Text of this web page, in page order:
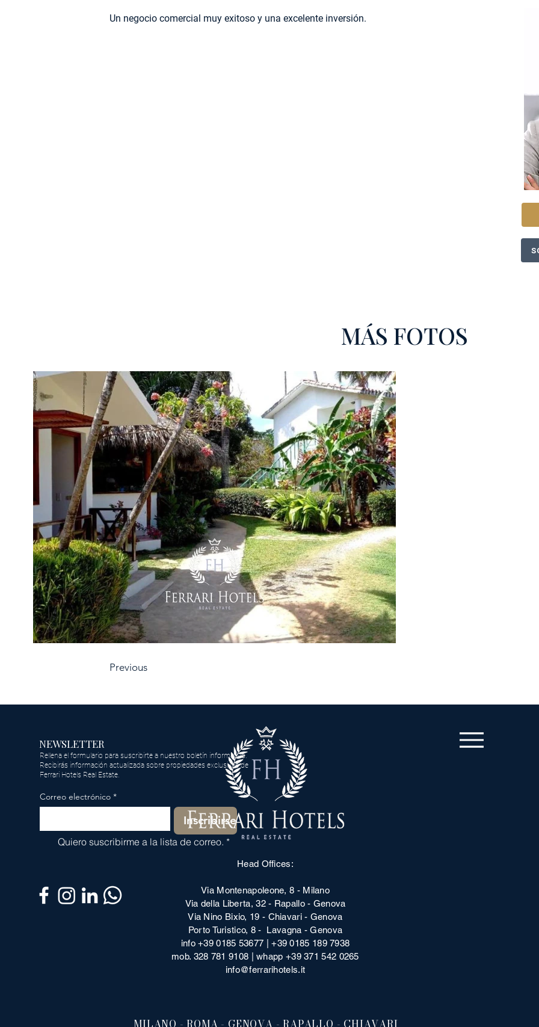
Un negocio comercial muy exitoso y una excelente inversión.
MÁS FOTOS
Previous
NEWSLETTER
Rellena el formulario para suscribirte a nuestro boletín informativo.
Recibirás información actualizada sobre propiedades exclusivas de
Ferrari Hotels Real Estate.
Correo electrónico *
Inscribirse
Quiero suscribirme a la lista de correo. *
Head Offices:
Via Montenapoleone, 8 - Milano
Via della Liberta, 32 - Rapallo - Genova
Via Nino Bixio, 19 - Chiavari - Genova
Porto Turistico, 8 - Lavagna - Genova
info +39 0185 53677 | +39 0185 189 7938
mob. 328 781 9108 | whapp +39 371 542 0265
info@ferrarihotels.it